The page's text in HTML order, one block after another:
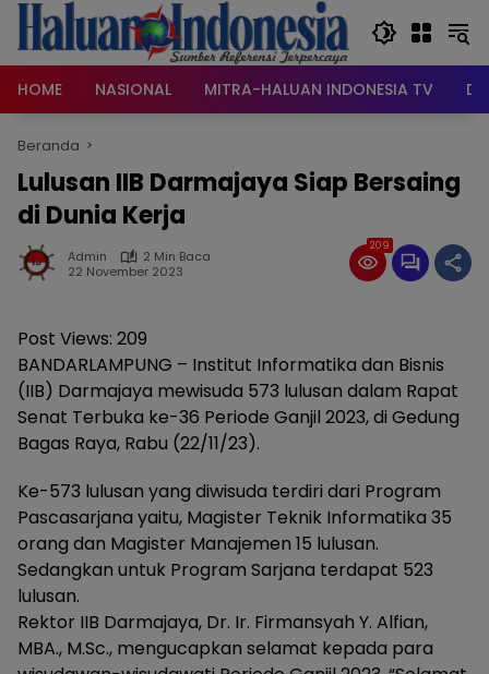
Langsung
konten
HOME
NASIONAL MITRA-HALUAN INDONESIA TV
Beranda
Lulusan IIB Darmajaya Siap Bersaing
di Dunia Kerja
Admin
2 Min Baca
22 November 2023
209
Post Views: 209
BANDARLAMPUNG – Institut Informatika dan Bisnis
(IIB) Darmajaya mewisuda 573 lulusan dalam Rapat
Senat Terbuka ke-36 Periode Ganjil 2023, di Gedung
Bagas Raya, Rabu (22/11/23).
Ke-573 lulusan yang diwisuda terdiri dari Program
Pascasarjana yaitu, Magister Teknik Informatika 35
orang dan Magister Manajemen 15 lulusan.
Sedangkan untuk Program Sarjana terdapat 523
lulusan.
Rektor IIB Darmajaya, Dr. Ir. Firmansyah Y. Alfian,
MBA., M.Sc., mengucapkan selamat kepada para